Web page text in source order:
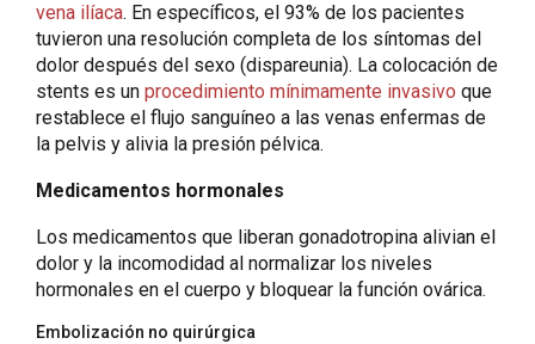
vena ilíaca. En específicos, el 93% de los pacientes
tuvieron una resolución completa de los síntomas del
dolor después del sexo (dispareunia). La colocación de
stents es unprocedimiento mínimamente invasivo que
restablece el flujo sanguíneo a las venas enfermas de
la pelvis y alivia la presión pélvica.
Medicamentos hormonales
Los medicamentos que liberan gonadotropina alivian el
dolor y la incomodidad al normalizar los niveles
hormonales en el cuerpo y bloquear la función ovárica.
Embolización no quirúrgica